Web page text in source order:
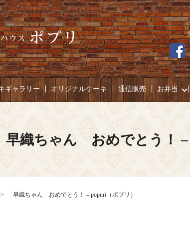
ギャラリー オリジナルケーキ 通信販売 お弁当
早織ちゃん おめでとう！ –
早織ちゃん おめでとう！ – popuri（ポプリ）